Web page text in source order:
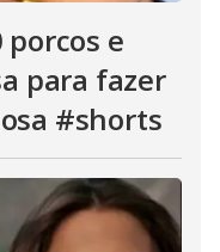
e
para fazer
#shorts